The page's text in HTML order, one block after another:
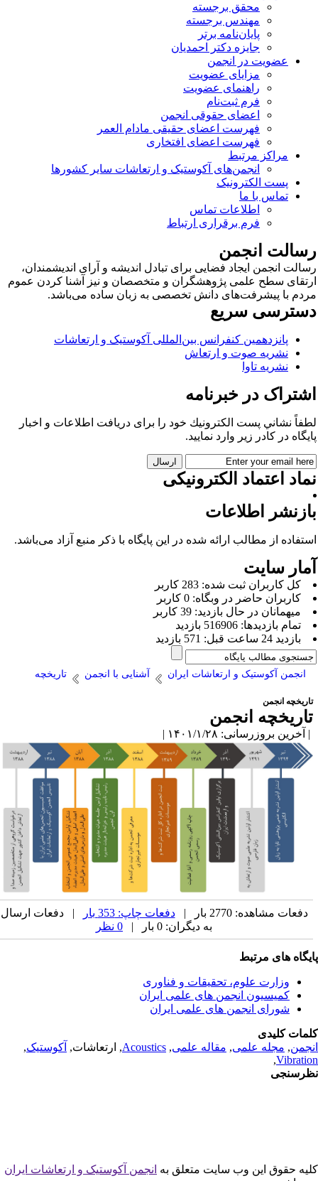
محقق برجسته
مهندس برجسته
پایان‌نامه برتر
جایزه دکتر احمدیان
عضویت در انجمن
مزایای عضویت
راهنمای عضویت
فرم ثبت‌نام
اعضای حقوقی انجمن
فهرست اعضای حقیقی مادام‌ العمر
فهرست اعضای افتخاری
مراکز مرتبط
انجمن‌های آکوستیک و ارتعاشات سایر کشورها
پست الکترونیک
تماس با ما
اطلاعات تماس
فرم برقراری ارتباط
انجمن
انجمن ایجاد فضایی برای تبادل اندیشه و آرای اندیشمندان،
سطح علمی پژوهشگران و متخصصان و نیز آشنا کردن عموم
با پیشرفت‌های دانش تخصصی به زبان ساده می‌باشد.
سریع
پانزدهمین کنفرانس بین‌المللی آکوستیک و ارتعاشات
نشریه صوت و ارتعاش
نشریه تاوا
در خبرنامه
نشاني پست الكترونيك خود را برای دريافت اطلاعات و اخبار
در كادر زير وارد نمایید.
اعتماد الکترونیکی
اطلاعات
از مطالب ارائه شده در این پایگاه با ذکر منبع آزاد می‌باشد.
سایت
كل کاربران ثبت شده: 283 کاربر
کاربران حاضر در وبگاه: 0 کاربر
ميهمانان در حال بازديد: 39 کاربر
تمام بازديد‌ها: 516906 بازدید
بازديد 24 ساعت قبل: 571 بازدید
انجمن آکوستیک و ارتعاشات ایران آشنایی با انجمن تاریخچه
انجمن
انجمن
بروزرسانی: ۱۴۰۱/۱/۲۸ |
دفعات مشاهده: 2770 بار | دفعات چاپ: 353 بار
| دفعات ارسال
به دیگران: 0 بار |
های مرتبط
وزارت علوم، تحقیقات و فناوری
کمیسیون انجمن های علمی ایران
شورای انجمن های علمی ایران
کلیدی
,مجله علمی, مقاله علمی,
Acoustics, ارتعاشات,آکوستیک,
,
حقوق این وب سایت متعلق بهانجمن آکوستیک و ارتعاشات ایران